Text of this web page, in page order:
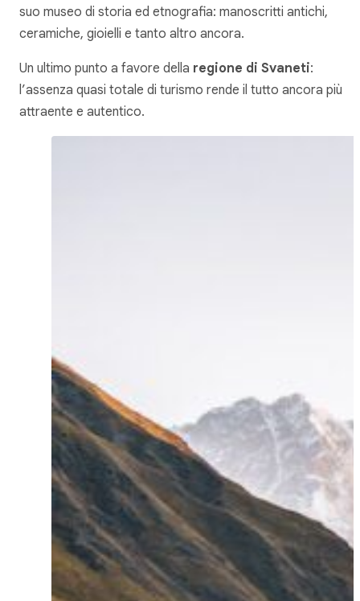
suo museo di storia ed etnografia: manoscritti antichi,
ceramiche, gioielli e tanto altro ancora.
Un ultimo punto a favore della regione di Svaneti:
l’assenza quasi totale di turismo rende il tutto ancora più
attraente e autentico.